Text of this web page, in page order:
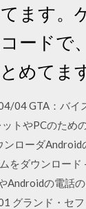
ます。
ードで
めてま
04 GTA：バイ
トやPCのため
ンローダ
をダウンロー
Androidの電話
グランド・セ